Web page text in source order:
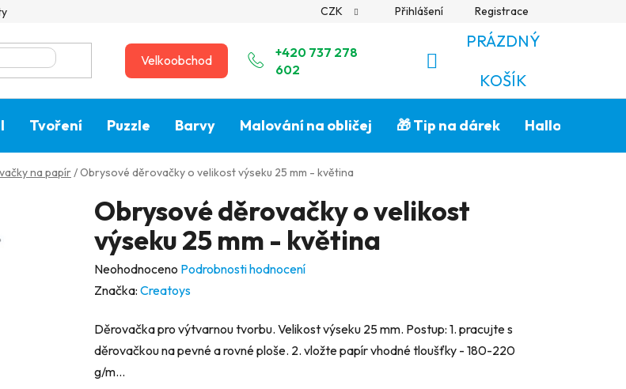
CZK Přihlášení Registrace
Velkoobchod
+420 737 278
602
NÁKUPNÍ
KOŠÍK
PRÁZDNÝ
KOŠÍK
Tvoření Puzzle Barvy Malování na obličej 🎁 Tip na dárek Halloween🎃
na papír/Obrysové děrovačky o velikost výseku 25 mm - květina
Obrysové děrovačky o velikost
výseku 25 mm - květina
Průměrné
hodnocení
je
0,0
z
Neohodnoceno Podrobnosti hodnocení
Značka: Creatoys
Děrovačka pro výtvarnou tvorbu. Velikost výseku 25 mm. Postup: 1. pracujte s
děrovačkou na pevné a rovné ploše. 2. vložte papír vhodné tloušťky - 180-220
g/m...